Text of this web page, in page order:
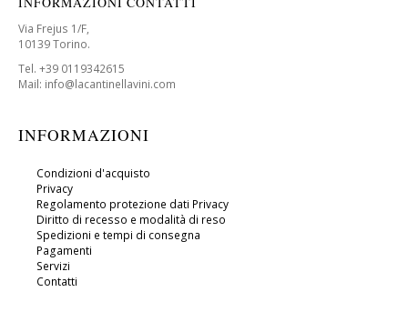
Via Frejus 1/F,
10139 Torino.
Tel. +39 0119342615
Mail: info@lacantinellavini.com
INFORMAZIONI
Condizioni d'acquisto
Privacy
Regolamento protezione dati Privacy
Diritto di recesso e modalità di reso
Spedizioni e tempi di consegna
Pagamenti
Servizi
Contatti